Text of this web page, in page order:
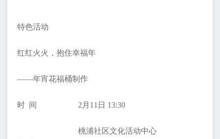
特色活动
红红火火，抱住幸福年
——年宵花福桶制作
时 间 2月11日 13:30
桃浦社区文化活动中心